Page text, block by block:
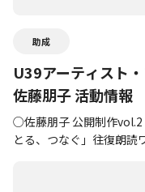
助成
U39アーティスト
佐藤朋子 活動情報
○佐藤朋子 公開制作vol.2
とる、つなぐ」往復朗